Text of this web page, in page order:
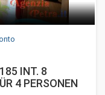
INT. 8
4 PERSONEN